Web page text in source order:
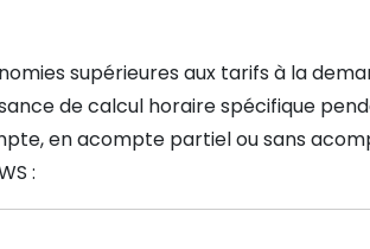
supérieures aux tarifs à la
de calcul horaire spécifique
en acompte partiel ou sans
: